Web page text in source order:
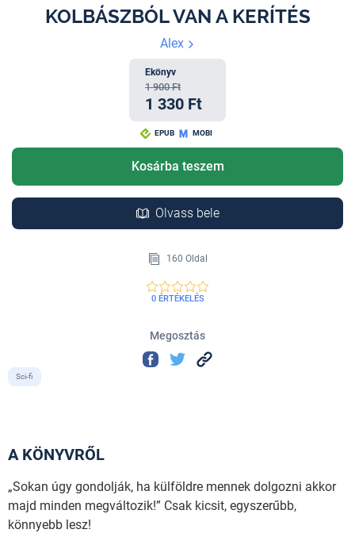
KOLBÁSZBÓL VAN A KERÍTÉS
Alex
Ekönyv
1 900 Ft
1 330 Ft
EPUB MOBI
Kosárba teszem
Olvass bele
160 Oldal
0 ÉRTÉKELÉS
Megosztás
Sci-fi
A KÖNYVRŐL
„Sokan úgy gondolják, ha külföldre mennek dolgozni akkor
majd minden megváltozik!” Csak kicsit, egyszerűbb,
könnyebb lesz!